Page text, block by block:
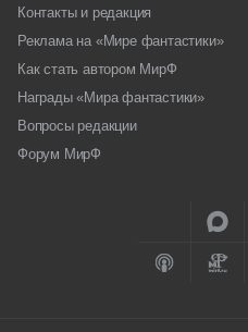
Контакты и редакция
Реклама на «Мире фантастики»
Как стать автором МирФ
Награды «Мира фантастики»
Вопросы редакции
Форум МирФ